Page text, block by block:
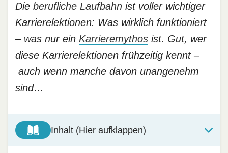
Die berufliche Laufbahn ist voller wichtiger
Karrierelektionen: Was wirklich funktioniert
– was nur ein Karrieremythos ist. Gut, wer
diese Karrierelektionen frühzeitig kennt –
auch wenn manche davon unangenehm
sind…
Inhalt (Hier aufklappen)